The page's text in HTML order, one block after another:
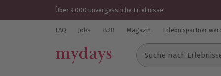
Über 9.000 unvergessliche Erlebnisse
FAQ Jobs B2B Magazin Erlebnispartner
Suche nach